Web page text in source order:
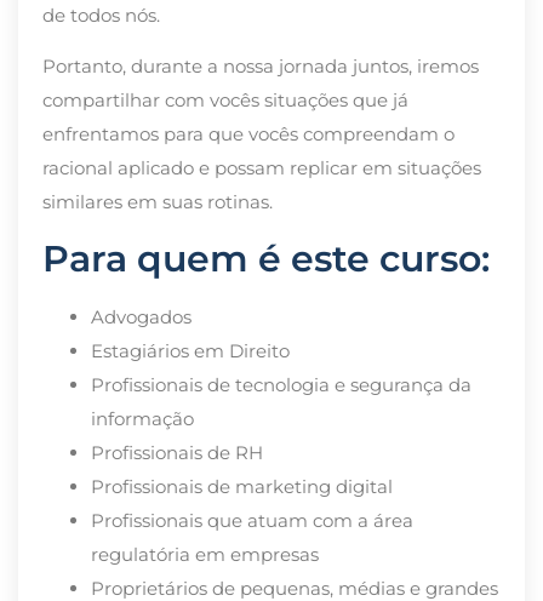
de todos nós.
Portanto, durante a nossa jornada juntos, iremos
compartilhar com vocês situações que já
enfrentamos para que vocês compreendam o
racional aplicado e possam replicar em situações
similares em suas rotinas.
Para quem é este curso:
Advogados
Estagiários em Direito
Profissionais de tecnologia e segurança da
informação
Profissionais de RH
Profissionais de marketing digital
Profissionais que atuam com a área
regulatória em empresas
Proprietários de pequenas, médias e grandes